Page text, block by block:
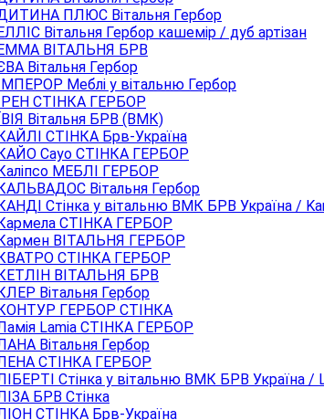
ПЛЮС Вітальня Гербор
Вітальня Гербор кашемір / дуб артізан
ВІТАЛЬНЯ БРВ
Вітальня Гербор
Меблі у вітальню Гербор
СТІНКА ГЕРБОР
Вітальня БРВ (ВМК)
СТІНКА Брв-Україна
Cayo СТІНКА ГЕРБОР
МЕБЛІ ГЕРБОР
Вітальня Гербор
Стінка у вітальню ВМК БРВ Україна /
СТІНКА ГЕРБОР
ВІТАЛЬНЯ ГЕРБОР
СТІНКА ГЕРБОР
ВІТАЛЬНЯ БРВ
Вітальня Гербор
ГЕРБОР СТІНКА
Lamia СТІНКА ГЕРБОР
Вітальня Гербор
СТІНКА ГЕРБОР
Стінка у вітальню ВМК БРВ Україна /
БРВ Стінка
СТІНКА Брв-Україна